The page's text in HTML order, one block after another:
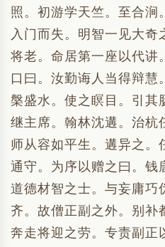
照。初游学天竺。至合涧
入门而失。明智一见大奇
将老。命居第一座以代讲
口曰。汝勤诲人当得辩慧
槃盛水。使之瞑目。引其
继主席。翰林沈遘。治杭
师从容如平生。遘异之。
通守。为序以赠之曰。钱
道德材智之士。与妄庸巧
齐。故僧正副之外。别补
奔走将迎之劳。专责副正